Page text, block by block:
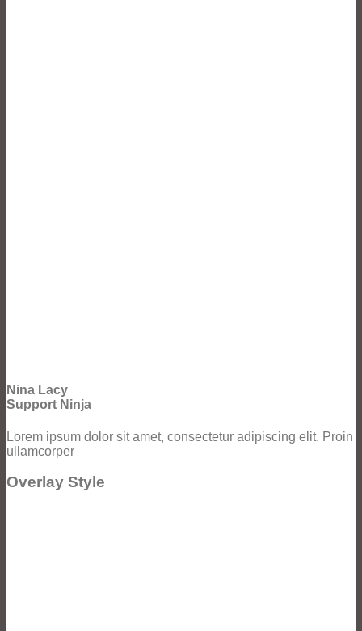
Nina Lacy
Support Ninja
Lorem ipsum dolor sit amet, consectetur adipiscing elit. Proin
ullamcorper
Overlay Style